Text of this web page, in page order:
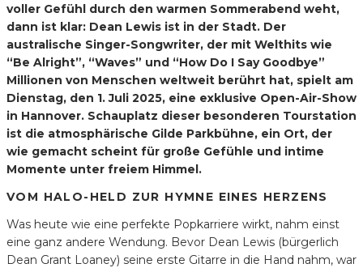
voller Gefühl durch den warmen Sommerabend weht,
dann ist klar: Dean Lewis ist in der Stadt. Der
australische Singer-Songwriter, der mit Welthits wie
“Be Alright”, “Waves” und “How Do I Say Goodbye”
Millionen von Menschen weltweit berührt hat, spielt am
Dienstag, den 1. Juli 2025, eine exklusive Open-Air-Show
in Hannover. Schauplatz dieser besonderen Tourstation
ist die atmosphärische Gilde Parkbühne, ein Ort, der
wie gemacht scheint für große Gefühle und intime
Momente unter freiem Himmel.
VOM HALO-HELD ZUR HYMNE EINES HERZENS
Was heute wie eine perfekte Popkarriere wirkt, nahm einst
eine ganz andere Wendung. Bevor Dean Lewis (bürgerlich
Dean Grant Loaney) seine erste Gitarre in die Hand nahm, war